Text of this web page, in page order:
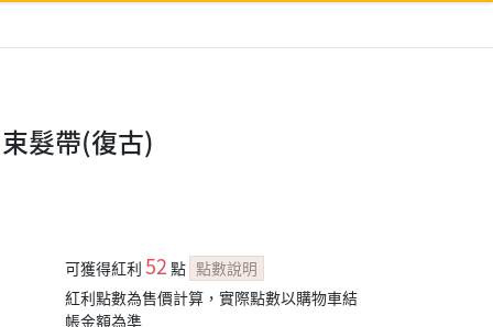
髮帶(復古)
可獲得紅利 52 點 點數說明
紅利點數為售價計算，實際點數以購物車結
帳金額為準